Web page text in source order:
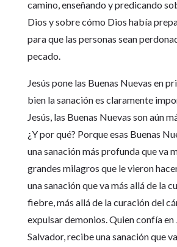
camino, enseñando y predicando
Dios y sobre cómo Dios había
para que las personas sean
pecado.
Jesús pone las Buenas Nuevas en
bien la sanación es claramente
Jesús, las Buenas Nuevas son aún
¿Y por qué? Porque esas Buenas
una sanación más profunda que va
grandes milagros que le vieron
una sanación que va más allá de la
fiebre, más allá de la curación del
expulsar demonios. Quien confía en
Salvador, recibe una sanación que